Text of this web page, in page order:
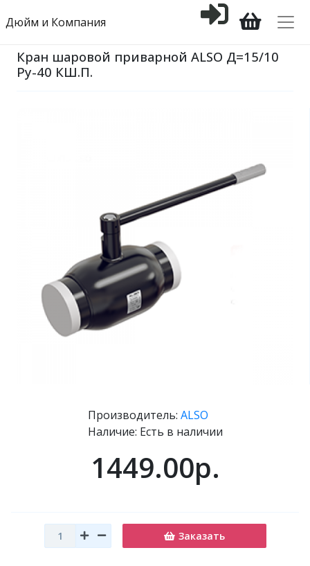
Дюйм и Компания
Кран шаровой приварной ALSO Д=15/10
Ру-40 КШ.П.
Производитель: ALSO
Наличие: Есть в наличии
1449.00р.
Заказать